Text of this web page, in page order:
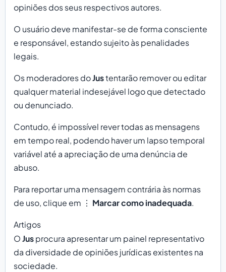
opiniões dos seus respectivos autores.
O usuário deve manifestar-se de forma consciente
e responsável, estando sujeito às penalidades
legais.
Os moderadores doJustentarão remover ou editar
qualquer material indesejável logo que detectado
ou denunciado.
Contudo, é impossível rever todas as mensagens
em tempo real, podendo haver um lapso temporal
variável até a apreciação de uma denúncia de
abuso.
Para reportar uma mensagem contrária às normas
de uso, clique em ⋮ Marcar como inadequada.
Artigos
OJusprocura apresentar um painel representativo
da diversidade de opiniões jurídicas existentes na
sociedade.